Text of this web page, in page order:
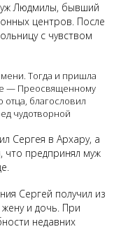
Людмилы, бывший
центров. После
с чувством
Тогда и пришла
— Преосвященному
отца, благословил
чудотворной
Сергея в Архару, а
что предпринял муж
Сергей получил из
и дочь. При
недавних